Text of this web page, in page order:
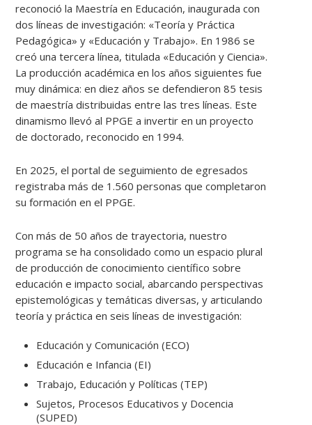
reconoció la Maestría en Educación, inaugurada con
dos líneas de investigación: «Teoría y Práctica
Pedagógica» y «Educación y Trabajo». En 1986 se
creó una tercera línea, titulada «Educación y Ciencia».
La producción académica en los años siguientes fue
muy dinámica: en diez años se defendieron 85 tesis
de maestría distribuidas entre las tres líneas. Este
dinamismo llevó al PPGE a invertir en un proyecto
de doctorado, reconocido en 1994.
En 2025, el portal de seguimiento de egresados
registraba más de 1.560 personas que completaron
su formación en el PPGE.
Con más de 50 años de trayectoria, nuestro
programa se ha consolidado como un espacio plural
de producción de conocimiento científico sobre
educación e impacto social, abarcando perspectivas
epistemológicas y temáticas diversas, y articulando
teoría y práctica en seis líneas de investigación:
Educación y Comunicación (ECO)
Educación e Infancia (EI)
Trabajo, Educación y Políticas (TEP)
Sujetos, Procesos Educativos y Docencia
(SUPED)